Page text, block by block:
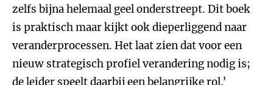
zelfs bijna helemaal geel onderstreept. Dit boek
is praktisch maar kijkt ook dieperliggend naar
veranderprocessen. Het laat zien dat voor een
nieuw strategisch profiel verandering nodig is;
de leider speelt daarbij een belangrijke rol.’